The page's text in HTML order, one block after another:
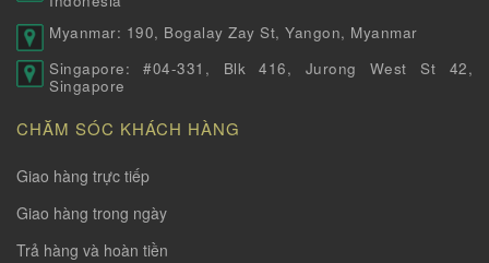
Myanmar: 190, Bogalay Zay St, Yangon, Myanmar
Singapore: #04-331, Blk 416, Jurong West St 42,
Singapore
CHĂM SÓC KHÁCH HÀNG
Giao hàng trực tiếp
Giao hàng trong ngày
Trả hàng và hoàn tiền